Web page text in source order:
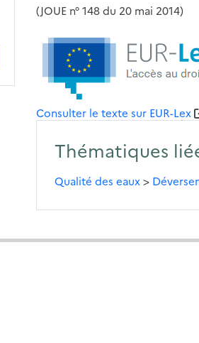
(JOUE n° 148 du 20 mai 2014)
Consulter le texte sur EUR-Lex
Thématiques
Qualité des eaux>